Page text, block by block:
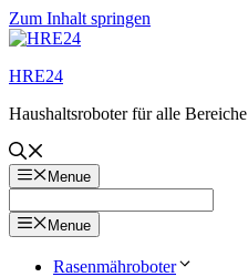
Zum Inhalt springen
HRE24
Haushaltsroboter für alle Bereiche
Menue
Menue
Rasenmähroboter